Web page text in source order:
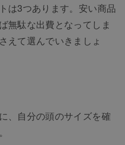
は3つあります。安い商品
無駄な出費となってしま
えて選んでいきましょ
、自分の頭のサイズを確